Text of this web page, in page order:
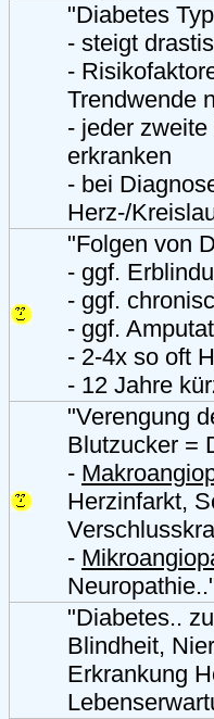
"Diabetes
- steigt
-
Trendwende
- jeder
erkranken
- bei
Herz-/
"Folgen von
- ggf.
- ggf.
- ggf.
- 2-4x so oft
- 12 Jahre
"Verengung
Blutzucker =
-
Herzinfarkt,
-
"Diabetes..
Blindheit,
Erkrankung